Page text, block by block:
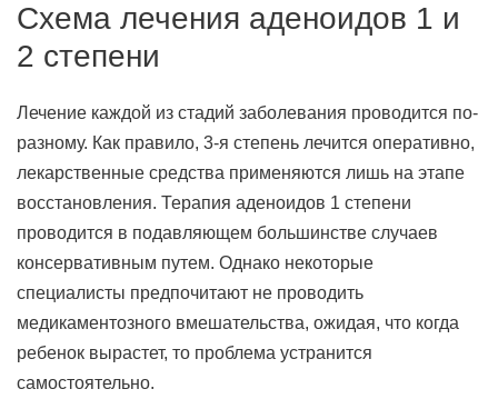
Схема лечения аденоидов 1 и
2 степени
Лечение каждой из стадий заболевания проводится по-
разному. Как правило, 3-я степень лечится оперативно,
лекарственные средства применяются лишь на этапе
восстановления. Терапия аденоидов 1 степени
проводится в подавляющем большинстве случаев
консервативным путем. Однако некоторые
специалисты предпочитают не проводить
медикаментозного вмешательства, ожидая, что когда
ребенок вырастет, то проблема устранится
самостоятельно.